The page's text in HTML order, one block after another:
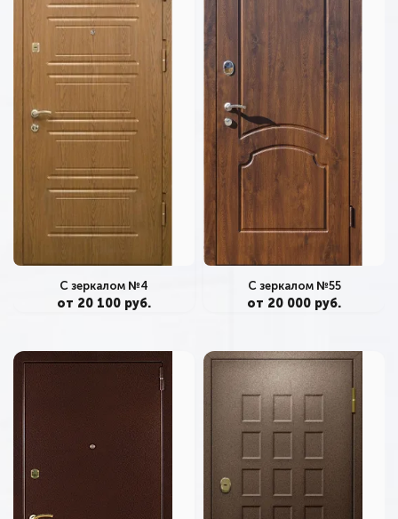
С зеркалом №4
от 20 100 руб.
С зеркалом №55
от 20 000 руб.